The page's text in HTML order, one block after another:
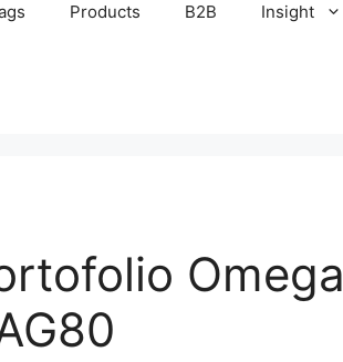
Products B2B Insight
Omega